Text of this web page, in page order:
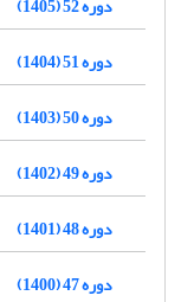
دوره 51 (1404)
دوره 50 (1403)
دوره 49 (1402)
دوره 48 (1401)
دوره 47 (1400)